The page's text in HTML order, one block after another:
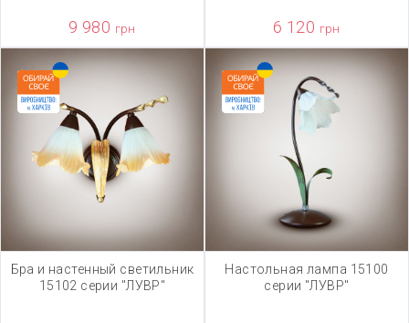
9 980 грн 6 120 грн
Бра и настенный светильник
15102 серии "ЛУВР"
Настольная лампа 15100
серии "ЛУВР"